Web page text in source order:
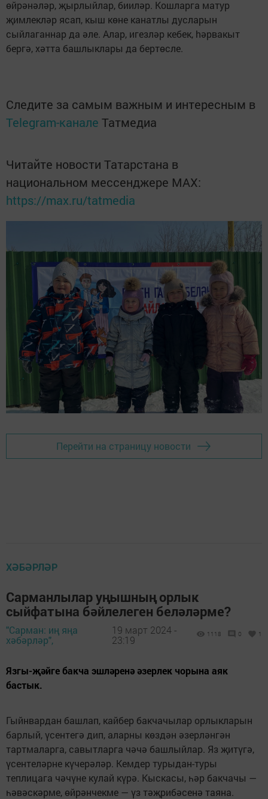
өйрәнәләр, җырлыйлар, бииләр. Кошларга матур
җимлекләр ясап, кыш көне канатлы дусларын
сыйлаганнар да әле. Алар, игезләр кебек, hәрвакыт
бергә, хәтта башлыклары да бертөсле.
Следите за самым важным и интересным в
Telegram-канале Татмедиа
Читайте новости Татарстана в
национальном мессенджере MАХ:
https://max.ru/tatmedia
Перейти на страницу новости
ХӘБӘРЛӘР
Сарманлылар уңышның орлык
сыйфатына бәйлелеген беләләрме?
"Сарман: иң яңа
хәбәрләр",
19 март 2024 -
23:19
1118 0 1
Язгы-җәйге бакча эшләренә әзерлек чорына аяк
бастык.
Гыйнвардан башлап, кайбер бакчачылар орлыкларын
барлый, үсентегә дип, аларны көздән әзерләнгән
тартмаларга, савытларга чәчә башлыйлар. Яз җитүгә,
үсентеләрне күчерәләр. Кемдер турыдан-туры
теплицага чәчүне кулай күрә. Кыскасы, һәр бакчачы —
һәвәскәрме, өйрәнчекме — үз тәҗрибәсенә таяна.